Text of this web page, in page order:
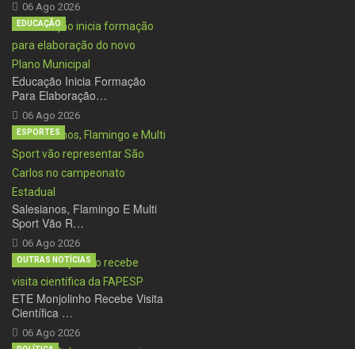
06 Ago 2026
Educação Inicia Formação
Para Elaboração…
06 Ago 2026
EDUCAÇÃO
Salesianos, Flamingo E Multi
Sport Vão R…
06 Ago 2026
ESPORTES
ETE Monjolinho Recebe Visita
Científica …
06 Ago 2026
OUTRAS NOTÍCIAS